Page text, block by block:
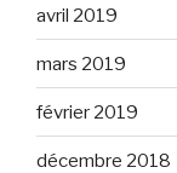
avril 2019
mars 2019
février 2019
décembre 2018